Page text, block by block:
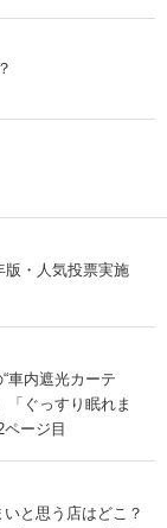
版・人気投票実施
車内遮光カーテ
ぐっすり眠れま
ージ目
と思う店はどこ？